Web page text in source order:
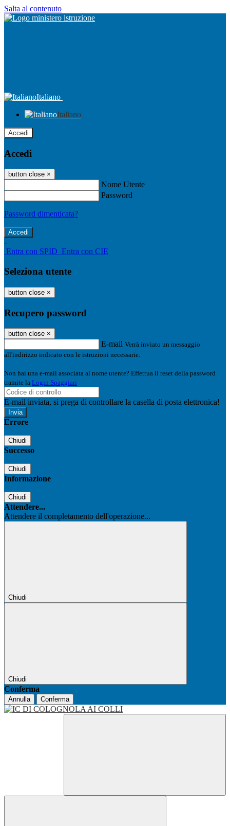
Salta al contenuto
Italiano
Italiano
Accedi
Accedi
button close ×
Nome Utente
Password
Password dimenticata?
-
Entra con SPID Entra con CIE
Seleziona utente
button close ×
Recupero password
button close ×
E-mail Verrà inviato un messaggio
all'indirizzo indicato con le istruzioni necessarie.
Non hai una e-mail associata al nome utente? Effettua il reset della password
tramite la Login Spaggiari
E-mail inviata, si prega di controllare la casella di posta elettronica!
Errore
Chiudi
Successo
Chiudi
Informazione
Chiudi
Attendere...
Attendere il completamento dell'operazione...
Chiudi
Chiudi
Conferma
Annulla Conferma